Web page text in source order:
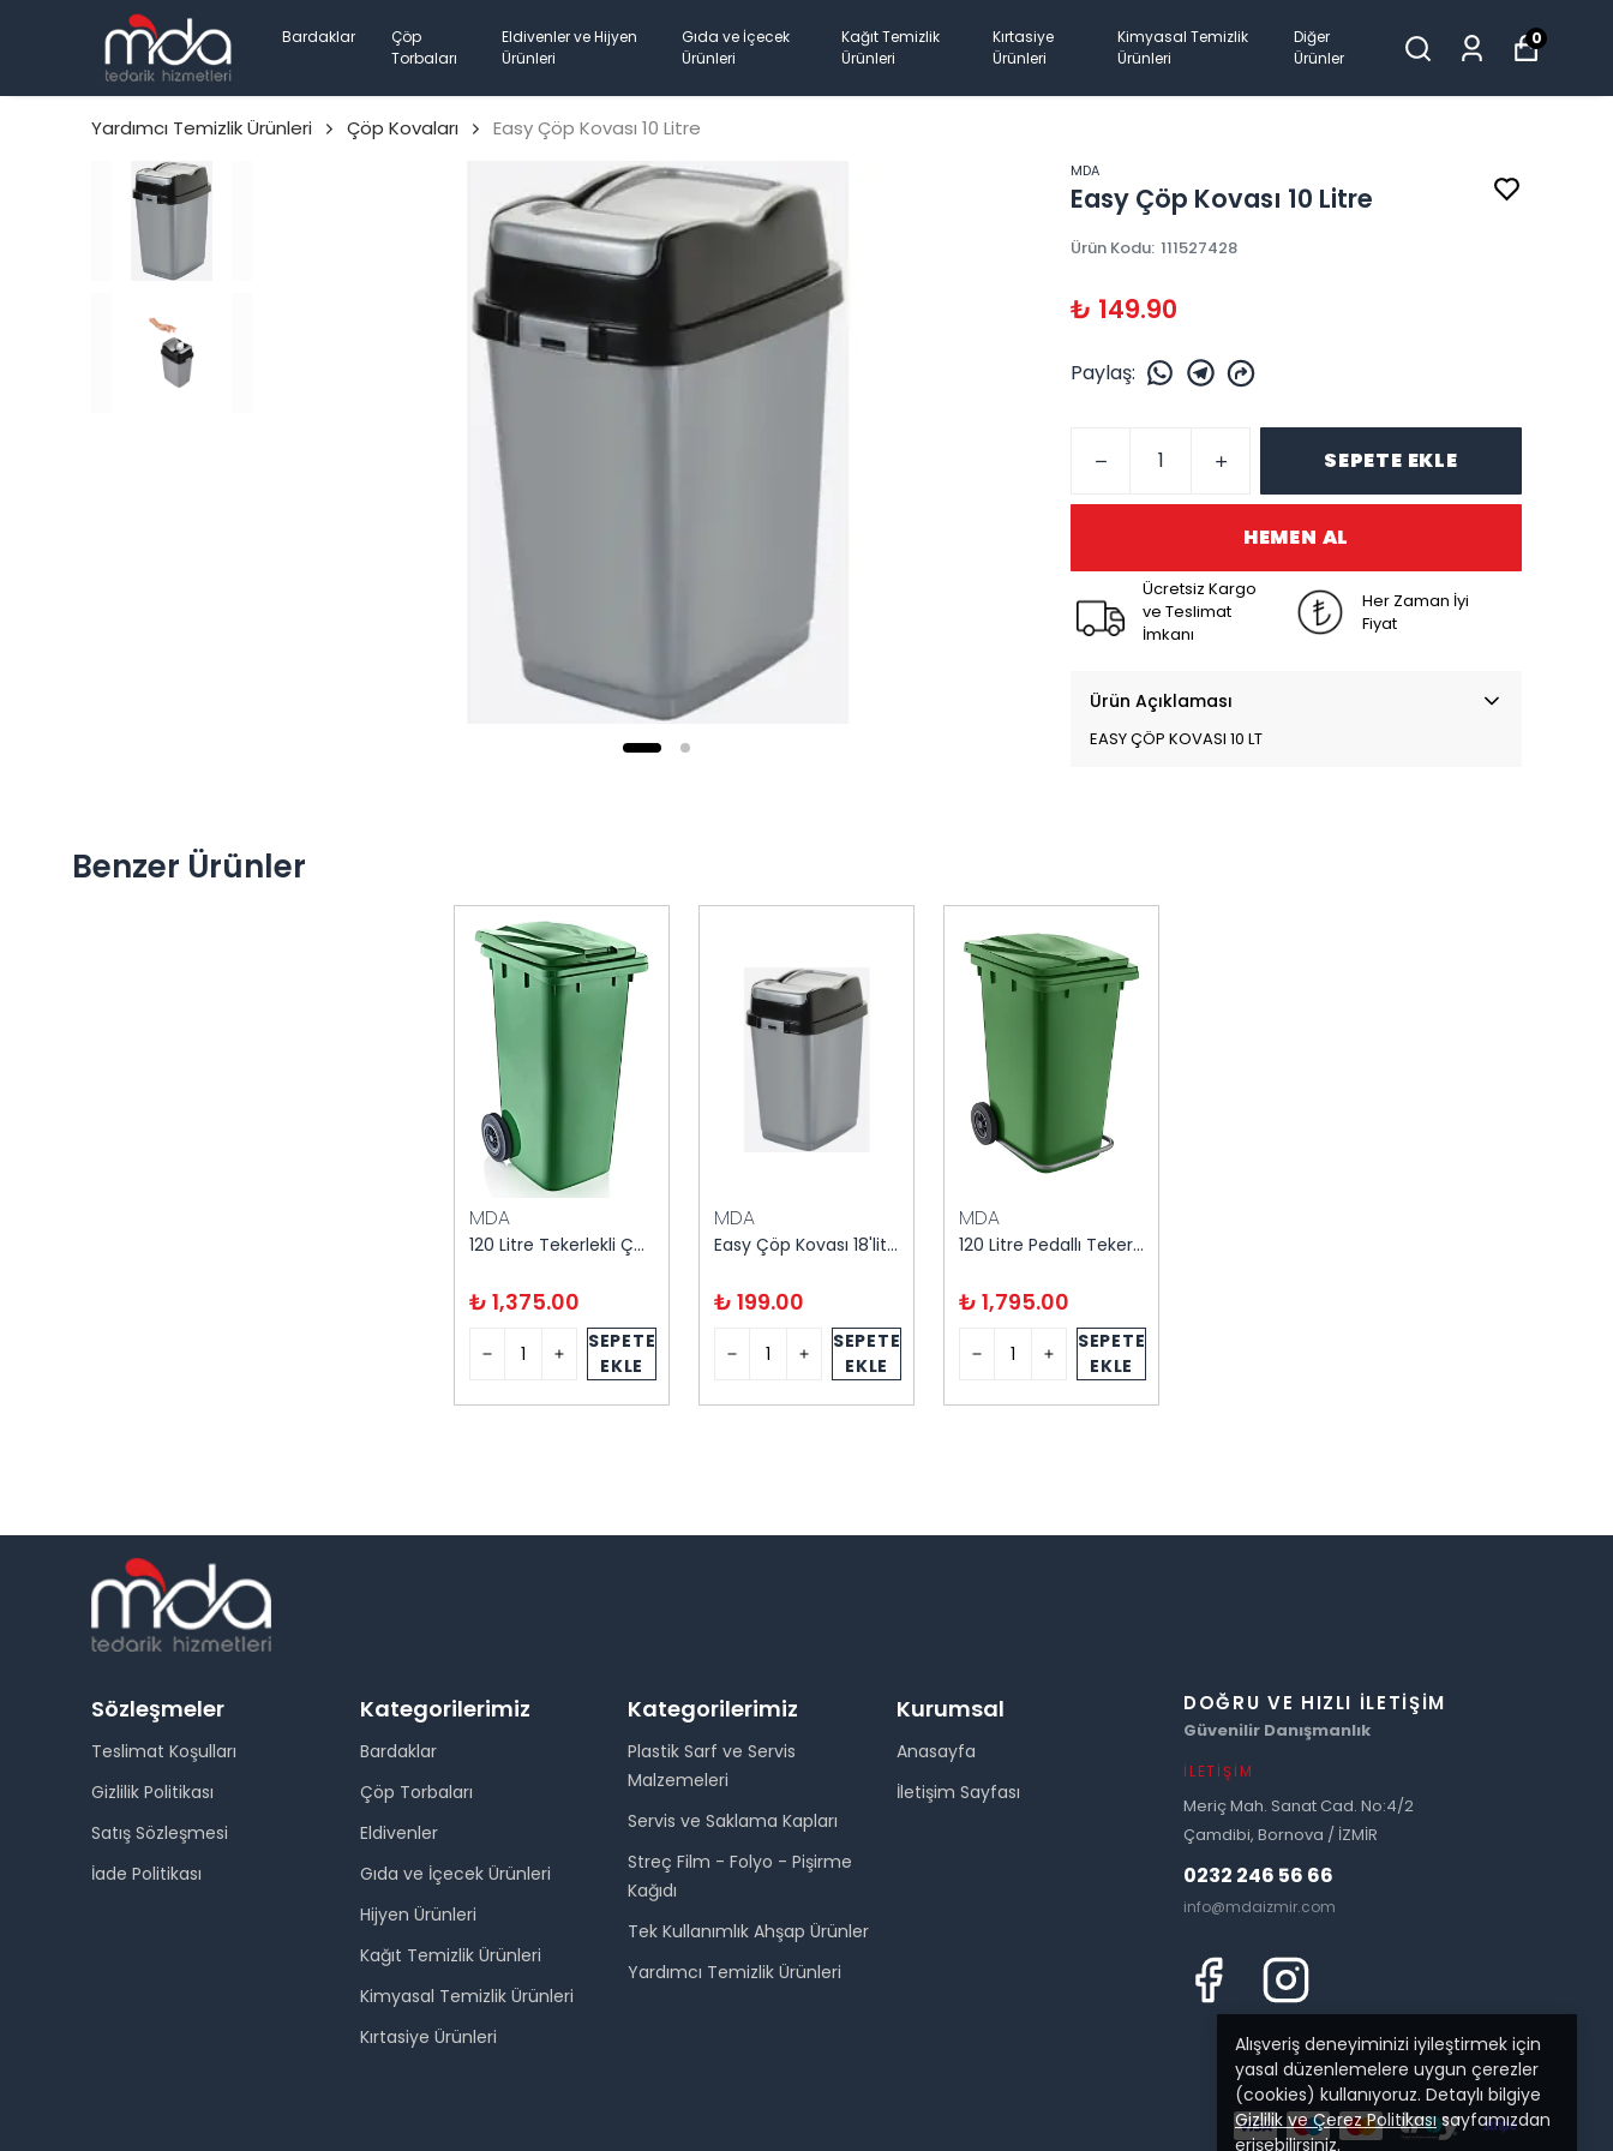
Bardaklar
Çöp
Torbaları
Eldivenler ve Hijyen
Ürünleri
Gıda ve İçecek
Ürünleri
Kağıt Temizlik
Ürünleri
Kırtasiye
Ürünleri
Kimyasal Temizlik
Ürünleri
Diğer
Ürünler
0
Alışveriş deneyiminizi iyileştirmek için
yasal düzenlemelere uygun çerezler
(cookies) kullanıyoruz. Detaylı bilgiye
Gizlilik ve Çerez Politikasısayfamızdan
erişebilirsiniz.
Yardımcı Temizlik Ürünleri Çöp Kovaları Easy Çöp Kovası 10 Litre
MDA
Easy Çöp Kovası 10 Litre
Ürün Kodu: 111527428
₺ 149.90
Paylaş:
SEPETE EKLE
HEMEN AL
Ücretsiz Kargo
ve Teslimat
İmkanı
Her Zaman İyi
Fiyat
Ürün Açıklaması
EASY ÇÖP KOVASI 10 LT
Benzer Ürünler
MDA
120 Litre Tekerlekli Çöp Konteyneri
₺ 1,375.00
SEPETE
EKLE
MDA
Easy Çöp Kovası 18'litre
₺ 199.00
SEPETE
EKLE
MDA
120 Litre Pedallı Tekerlekli Çöp Konteyneri
₺ 1,795.00
SEPETE
EKLE
Sözleşmeler
Teslimat Koşulları
Gizlilik Politikası
Satış Sözleşmesi
İade Politikası
Kategorilerimiz
Bardaklar
Çöp Torbaları
Eldivenler
Gıda ve İçecek Ürünleri
Hijyen Ürünleri
Kağıt Temizlik Ürünleri
Kimyasal Temizlik Ürünleri
Kırtasiye Ürünleri
Kategorilerimiz
Plastik Sarf ve Servis
Malzemeleri
Servis ve Saklama Kapları
Streç Film - Folyo - Pişirme
Kağıdı
Tek Kullanımlık Ahşap Ürünler
Yardımcı Temizlik Ürünleri
Kurumsal
Anasayfa
İletişim Sayfası
DOĞRU VE HIZLI İLETIŞIM
Güvenilir Danışmanlık
İLETIŞIM
Meriç Mah. Sanat Cad. No:4/2
Çamdibi, Bornova / İZMİR
0232 246 56 66
info@mdaizmir.com